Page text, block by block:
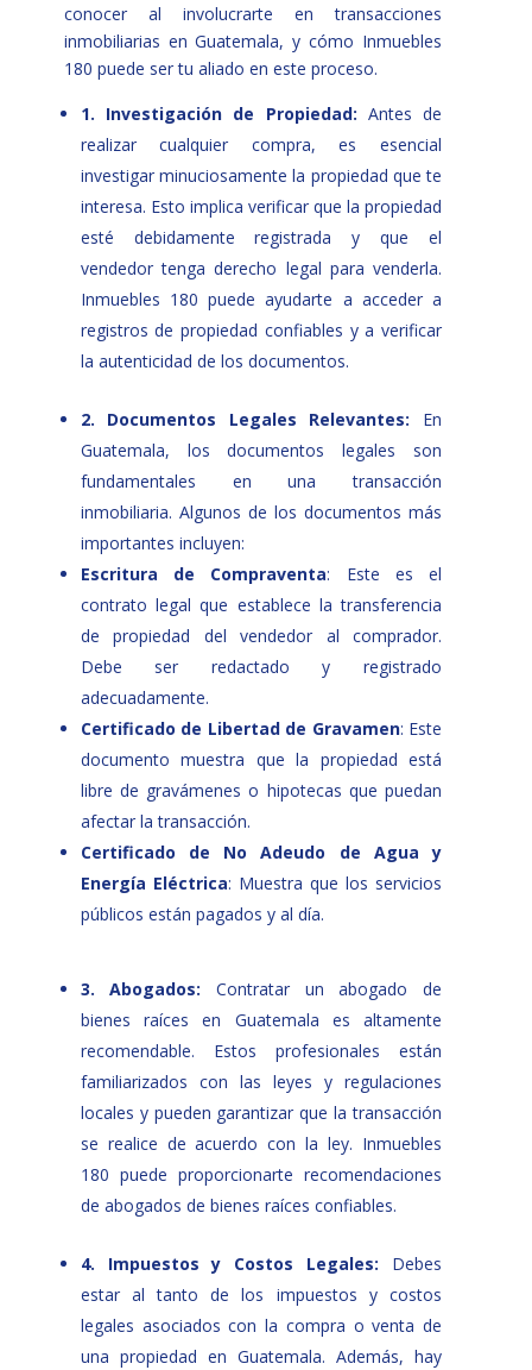
conocer al involucrarte en transacciones
inmobiliarias en Guatemala, y cómo Inmuebles
180 puede ser tu aliado en este proceso.
1. Investigación de Propiedad: Antes de
realizar cualquier compra, es esencial
investigar minuciosamente la propiedad que te
interesa. Esto implica verificar que la propiedad
esté debidamente registrada y que el
vendedor tenga derecho legal para venderla.
Inmuebles 180 puede ayudarte a acceder a
registros de propiedad confiables y a verificar
la autenticidad de los documentos.
2. Documentos Legales Relevantes: En
Guatemala, los documentos legales son
fundamentales en una transacción
inmobiliaria. Algunos de los documentos más
importantes incluyen:
Escritura de Compraventa: Este es el
contrato legal que establece la transferencia
de propiedad del vendedor al comprador.
Debe ser redactado y registrado
adecuadamente.
Certificado de Libertad de Gravamen: Este
documento muestra que la propiedad está
libre de gravámenes o hipotecas que puedan
afectar la transacción.
Certificado de No Adeudo de Agua y
Energía Eléctrica: Muestra que los servicios
públicos están pagados y al día.
3. Abogados:Contratar un abogado de
bienes raíces en Guatemala es altamente
recomendable. Estos profesionales están
familiarizados con las leyes y regulaciones
locales y pueden garantizar que la transacción
se realice de acuerdo con la ley. Inmuebles
180 puede proporcionarte recomendaciones
de abogados de bienes raíces confiables.
4. Impuestos y Costos Legales: Debes
estar al tanto de los impuestos y costos
legales asociados con la compra o venta de
una propiedad en Guatemala. Además, hay